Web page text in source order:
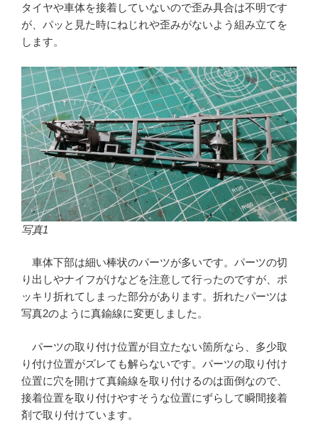
タイヤや車体を接着していないので歪み具合は不明です
が、パッと見た時にねじれや歪みがないよう組み立てを
します。
写真1
車体下部は細い棒状のパーツが多いです。パーツの切
り出しやナイフがけなどを注意して行ったのですが、ポ
ッキリ折れてしまった部分があります。折れたパーツは
写真2のように真鍮線に変更しました。
パーツの取り付け位置が目立たない箇所なら、多少取
り付け位置がズレても解らないです。パーツの取り付け
位置に穴を開けて真鍮線を取り付けるのは面倒なので、
接着位置を取り付けやすそうな位置にずらして瞬間接着
剤で取り付けています。